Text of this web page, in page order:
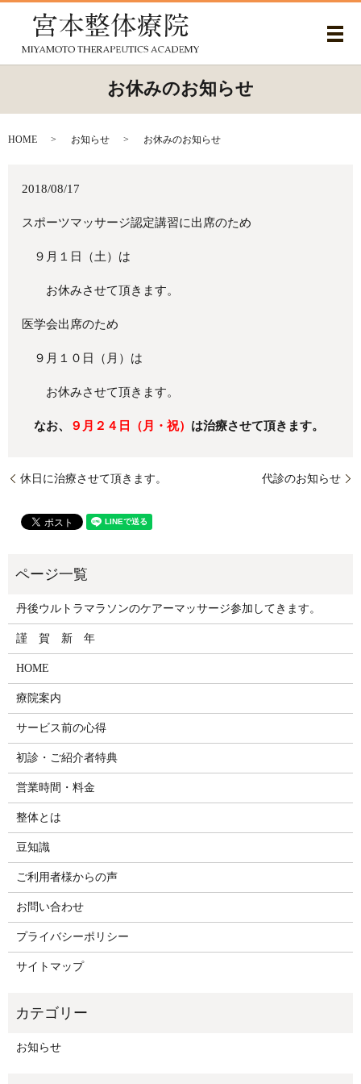
メ
お休みのお知らせ
HOME お知らせ お休みのお知らせ
2018/08/17
スポーツマッサージ認定講習に出席のため
９月１日（土）は
お休みさせて頂きます。
医学会出席のため
９月１０日（月）は
お休みさせて頂きます。
なお、 ９月２４日（月・祝） は治療させて頂きます。
休日に治療させて頂きます。 代診のお知らせ
丹後ウルトラマラソンのケアーマッサージ参加してきます。
謹 賀 新 年
HOME
療院案内
サービス前の心得
初診・ご紹介者特典
営業時間・料金
整体とは
豆知識
ご利用者様からの声
お問い合わせ
プライバシーポリシー
サイトマップ
お知らせ